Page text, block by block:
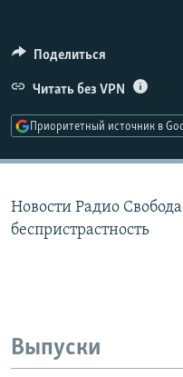
ПОДПИШИТЕСЬ НА
СОЦИАЛЬНЫЕ СЕТИ
Поделиться
Читать без VPN
Приоритетный источник в
Новости Радио
беспристрастность
Выпуски